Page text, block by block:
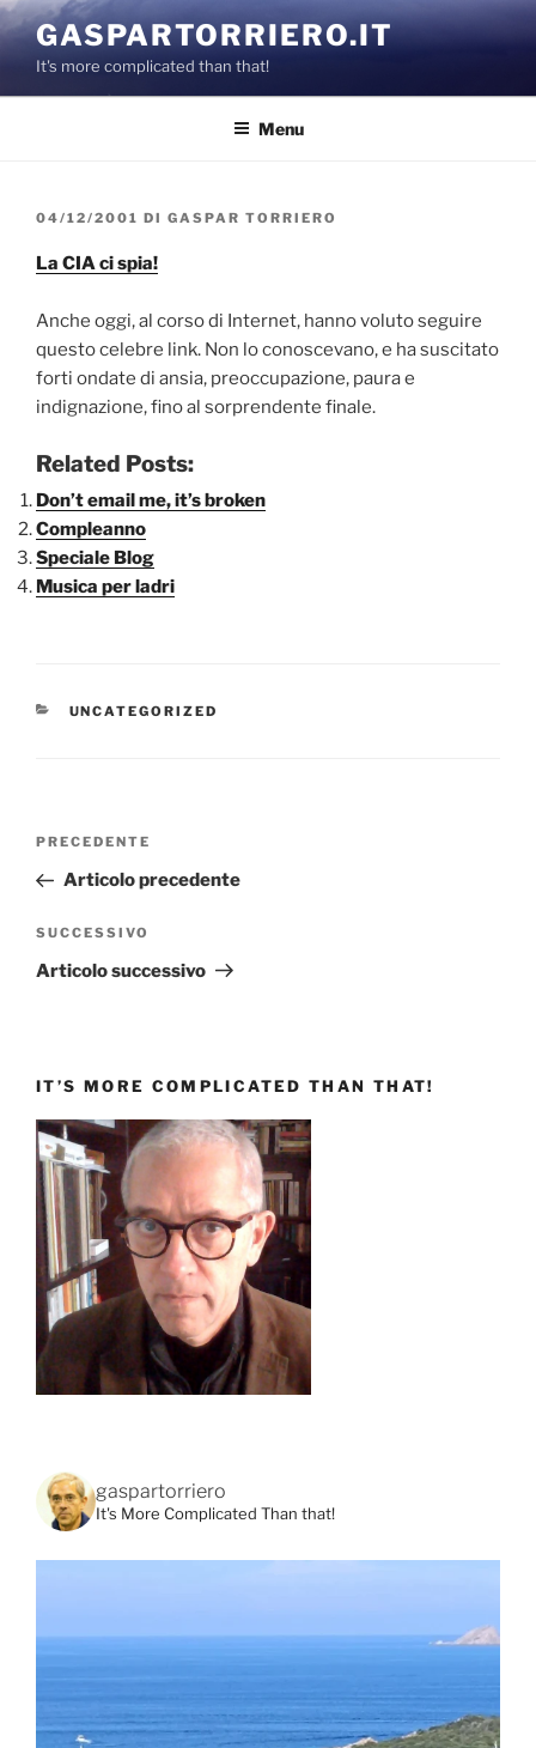
Salta
al
contenuto
GASPARTORRIERO.IT
It's more complicated than that!
Menu
PUBBLICATO
04/12/2001 DI GASPAR TORRIERO
La CIA ci spia!
Anche oggi, al corso di Internet, hanno voluto seguire
questo celebre link. Non lo conoscevano, e ha suscitato
forti ondate di ansia, preoccupazione, paura e
indignazione, fino al sorprendente finale.
Related Posts:
Don’t email me, it’s broken
Compleanno
Speciale Blog
Musica per ladri
CATEGORIE
UNCATEGORIZED
Navigazione
Articolo
precedente:
PRECEDENTE
Articolo precedente
Articolo
successivo
SUCCESSIVO
Articolo successivo
IT’S MORE COMPLICATED THAN THAT!
gaspartorriero
It's More Complicated Than that!